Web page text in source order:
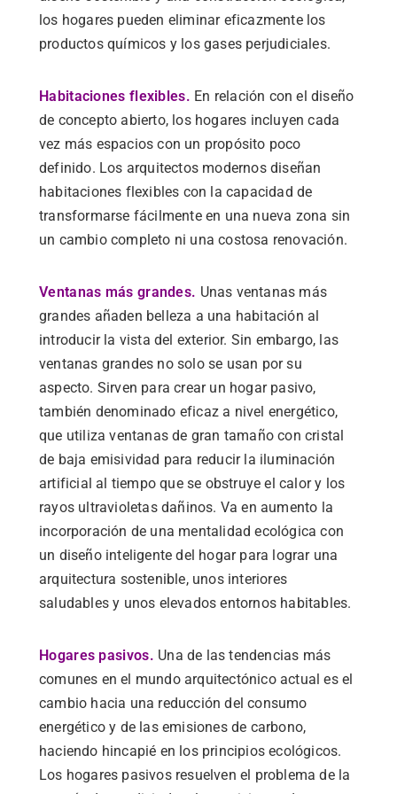
los hogares pueden eliminar eficazmente los
productos químicos y los gases perjudiciales.
Habitaciones flexibles. En relación con el diseño
de concepto abierto, los hogares incluyen cada
vez más espacios con un propósito poco
definido. Los arquitectos modernos diseñan
habitaciones flexibles con la capacidad de
transformarse fácilmente en una nueva zona sin
un cambio completo ni una costosa renovación.
Ventanas más grandes. Unas ventanas más
grandes añaden belleza a una habitación al
introducir la vista del exterior. Sin embargo, las
ventanas grandes no solo se usan por su
aspecto. Sirven para crear un hogar pasivo,
también denominado eficaz a nivel energético,
que utiliza ventanas de gran tamaño con cristal
de baja emisividad para reducir la iluminación
artificial al tiempo que se obstruye el calor y los
rayos ultravioletas dañinos. Va en aumento la
incorporación de una mentalidad ecológica con
un diseño inteligente del hogar para lograr una
arquitectura sostenible, unos interiores
saludables y unos elevados entornos habitables.
Hogares pasivos. Una de las tendencias más
comunes en el mundo arquitectónico actual es el
cambio hacia una reducción del consumo
energético y de las emisiones de carbono,
haciendo hincapié en los principios ecológicos.
Los hogares pasivos resuelven el problema de la